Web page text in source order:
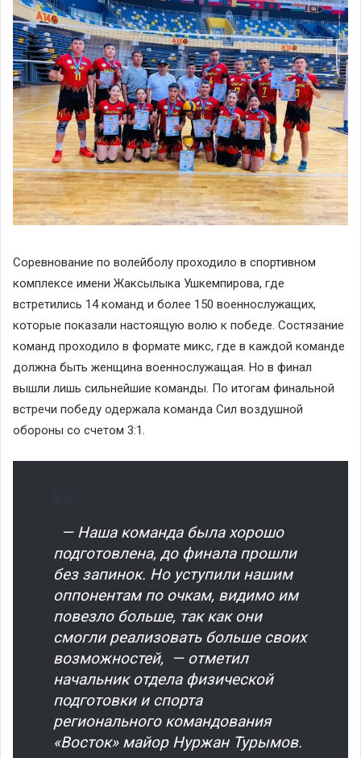
Соревнование по волейболу проходило в спортивном
комплексе имени Жаксылыка Ушкемпирова, где
встретились 14 команд и более 150 военнослужащих,
которые показали настоящую волю к победе. Состязание
команд проходило в формате микс, где в каждой команде
должна быть женщина военнослужащая. Но в финал
вышли лишь сильнейшие команды. По итогам финальной
встречи победу одержала команда Сил воздушной
обороны со счетом 3:1.
— Наша команда была хорошо
подготовлена, до финала прошли
без запинок. Но уступили нашим
оппонентам по очкам, видимо им
повезло больше, так как они
смогли реализовать больше своих
возможностей, — отметил
начальник отдела физической
подготовки и спорта
регионального командования
«Восток» майор Нуржан Турымов.